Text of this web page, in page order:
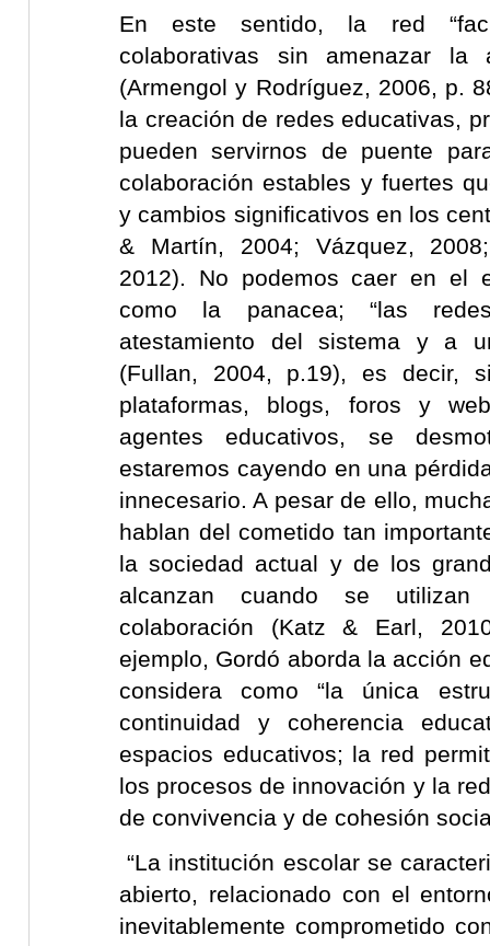
En este sentido, la red
colaborativas sin amenazar la
(Armengol y Rodríguez, 2006, p.
la creación de redes educativas,
pueden servirnos de puente
colaboración estables y fuertes
y cambios significativos en los
& Martín, 2004; Vázquez,
2012). No podemos caer en el
como la panacea; “las
atestamiento del sistema y a
(Fullan, 2004, p.19), es decir,
plataformas, blogs, foros y
agentes educativos, se
estaremos cayendo en una
innecesario. A pesar de ello,
hablan del cometido tan
la sociedad actual y de los
alcanzan cuando se
colaboración (Katz & Earl,
ejemplo, Gordó aborda la acción
considera como “la única
continuidad y coherencia
espacios educativos; la red
los procesos de innovación y la
de convivencia y de cohesión
“La institución escolar se
abierto, relacionado con el
inevitablemente comprometido